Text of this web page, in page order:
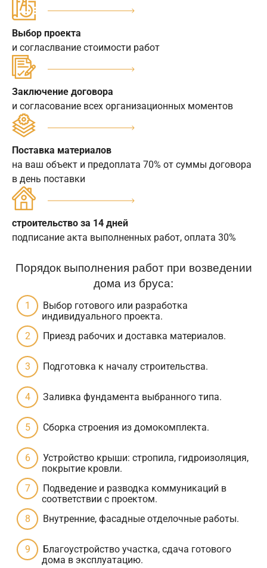
Выбор проекта
и согласлвание стоимости работ
Заключение договора
и согласование всех организационных моментов
Поставка материалов
на ваш объект и предоплата 70% от суммы договора
в день поставки
строительство за 14 дней
подписание акта выполненных работ, оплата 30%
Порядок выполнения работ при возведении
дома из бруса:
Выбор готового или разработка
индивидуального проекта.
Приезд рабочих и доставка материалов.
Подготовка к началу строительства.
Заливка фундамента выбранного типа.
Сборка строения из домокомплекта.
Устройство крыши: стропила, гидроизоляция,
покрытие кровли.
Подведение и разводка коммуникаций в
соответствии с проектом.
Внутренние, фасадные отделочные работы.
Благоустройство участка, сдача готового
дома в эксплуатацию.